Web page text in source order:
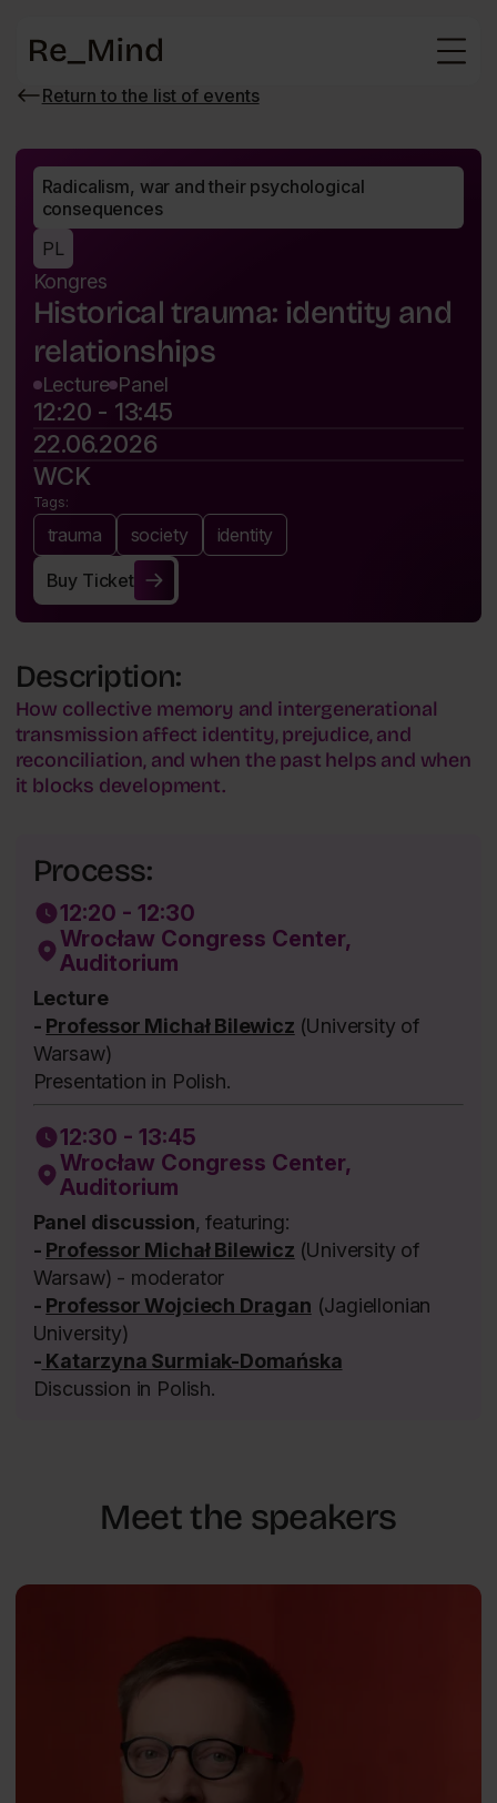
Return to the list of events
Wróć
wydarzeń
Radicalism, war and their psychological
consequences
PL
Kongres
Historical trauma: identity and
relationships
Lecture Panel
12:20 - 13:45
22.06.2026
WCK
Tags:
trauma society identity
Buy Ticket
Buy Ticket
Description:
How collective memory and intergenerational
transmission affect identity, prejudice, and
reconciliation, and when the past helps and when
it blocks development.
Process:
12:20 - 12:30
Wrocław Congress Center,
Auditorium
Lecture
- Professor Michał Bilewicz (University of
Warsaw)
Presentation in Polish.
12:30 - 13:45
Wrocław Congress Center,
Auditorium
Panel discussion, featuring:
- Professor Michał Bilewicz (University of
Warsaw) - moderator
- Professor Wojciech Dragan (Jagiellonian
University)
- Katarzyna Surmiak-Domańska
Discussion in Polish.
Meet the speakers
Radicalism, war and their psychological consequences
Michał